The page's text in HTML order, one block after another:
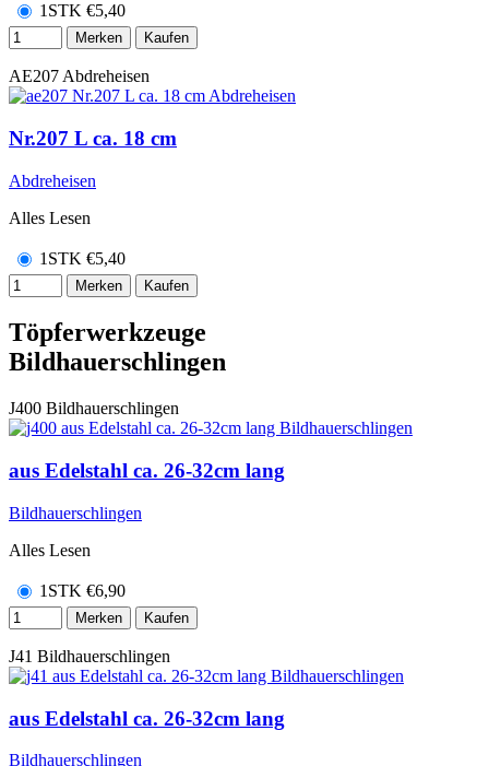
1STK €5,40
Merken Kaufen
AE207 Abdreheisen
Nr.207 L ca. 18 cm
Abdreheisen
Alles Lesen
1STK €5,40
Merken Kaufen
Töpferwerkzeuge
Bildhauerschlingen
J400 Bildhauerschlingen
aus Edelstahl ca. 26-32cm lang
Bildhauerschlingen
Alles Lesen
1STK €6,90
Merken Kaufen
J41 Bildhauerschlingen
aus Edelstahl ca. 26-32cm lang
Bildhauerschlingen